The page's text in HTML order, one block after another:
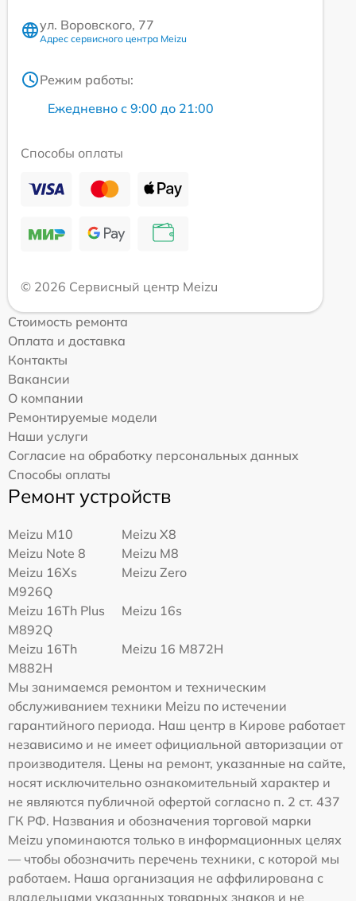
ул. Воровского, 77
Адрес сервисного центра Meizu
Режим работы:
Ежедневно с 9:00 до 21:00
Способы оплаты
© 2026 Сервисный центр Meizu
Стоимость ремонта
Оплата и доставка
Контакты
Вакансии
О компании
Ремонтируемые модели
Наши услуги
Согласие на обработку персональных данных
Способы оплаты
Ремонт устройств
Meizu M10
Meizu X8
Meizu Note 8
Meizu M8
Meizu 16Xs
M926Q
Meizu Zero
Meizu 16Th Plus
M892Q
Meizu 16s
Meizu 16Th
M882H
Meizu 16 M872H
Мы занимаемся ремонтом и техническим
обслуживанием техники Meizu по истечении
гарантийного периода. Наш центр в Кирове работает
независимо и не имеет официальной авторизации от
производителя. Цены на ремонт, указанные на сайте,
носят исключительно ознакомительный характер и
не являются публичной офертой согласно п. 2 ст. 437
ГК РФ. Названия и обозначения торговой марки
Meizu упоминаются только в информационных целях
— чтобы обозначить перечень техники, с которой мы
работаем. Наша организация не аффилирована с
владельцами указанных товарных знаков и не